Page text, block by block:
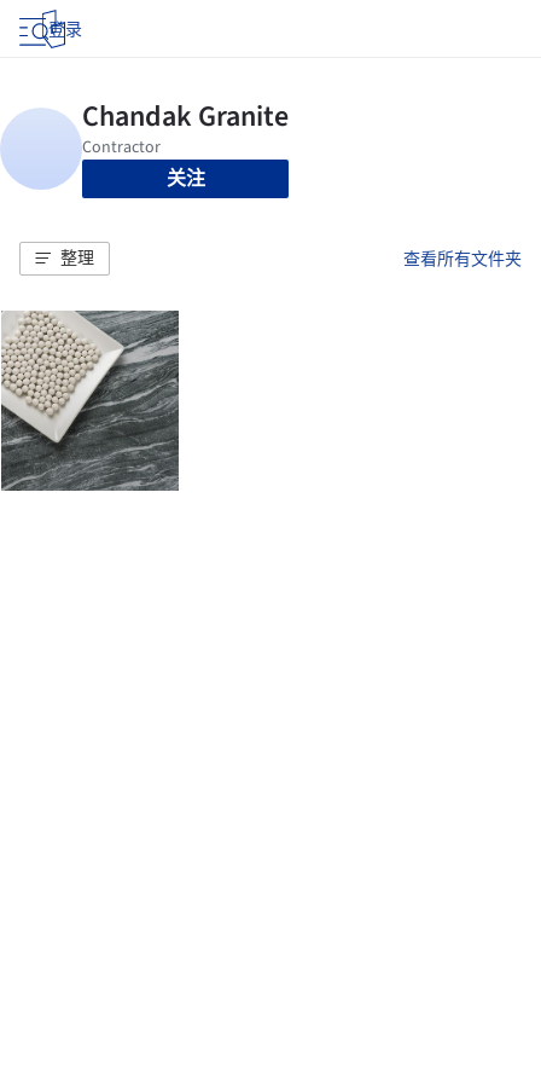
登录
关注
整理 查看所有文件夹